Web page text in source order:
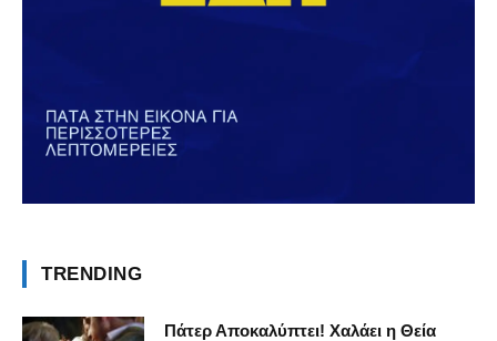
TRENDING
Πάτερ Αποκαλύπτει! Χαλάει η Θεία